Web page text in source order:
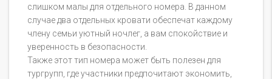
слишком малы для отдельного номера. В данном
случае два отдельных кровати обеспечат каждому
члену семьи уютный ночлег, а вам спокойствие и
уверенность в безопасности.
Также этот тип номера может быть полезен для
тургрупп, где участники предпочитают экономить,